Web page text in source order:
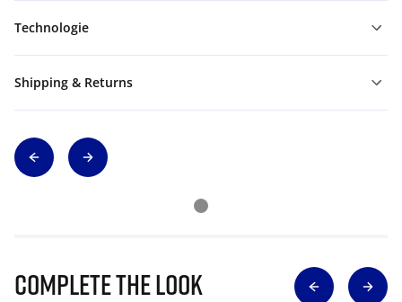
Technologie
Shipping & Returns
Complete The Look